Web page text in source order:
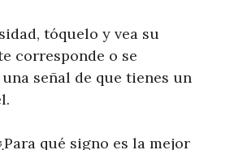
tóquelo y vea su
corresponde o se
señal de que tienes un
qué signo es la mejor